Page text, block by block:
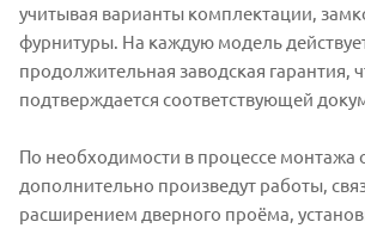
учитывая варианты комплектации,
фурнитуры. На каждую модель
продолжительная заводская гарантия,
подтверждается соответствующей
По необходимости в процессе монтажа
дополнительно произведут работы,
расширением дверного проёма,